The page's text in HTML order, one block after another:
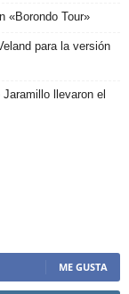
«Borondo Tour»
para la versión
llevaron el
ME GUSTA